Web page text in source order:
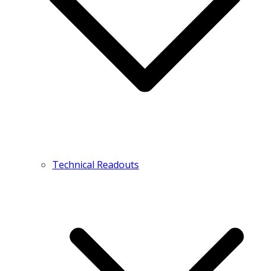
Technical Readouts